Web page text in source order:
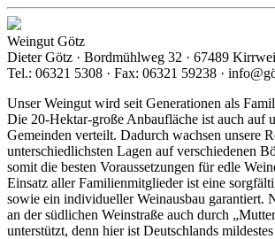
Weingut Götz
Dieter Götz · Bordmühlweg 32 · 67489
Tel.: 06321 5308 · Fax: 06321 59238 ·
Unser Weingut wird seit Generationen als
Die 20-Hektar-große Anbaufläche ist auch auf
Gemeinden verteilt. Dadurch wachsen unsere
unterschiedlichsten Lagen auf verschiedenen
somit die besten Voraussetzungen für edle
Einsatz aller Familienmitglieder ist eine
sowie ein individueller Weinausbau garantiert.
an der südlichen Weinstraße auch durch
unterstützt, denn hier ist Deutschlands